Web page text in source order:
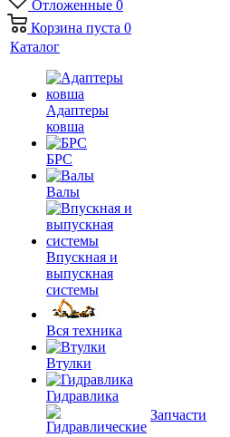
Отложенные 0
Корзина пуста 0
Каталог
Адаптеры
ковша
БРС
Валы
Впускная и
выпускная
системы
Вся техника
Втулки
Гидравлика
Запчасти